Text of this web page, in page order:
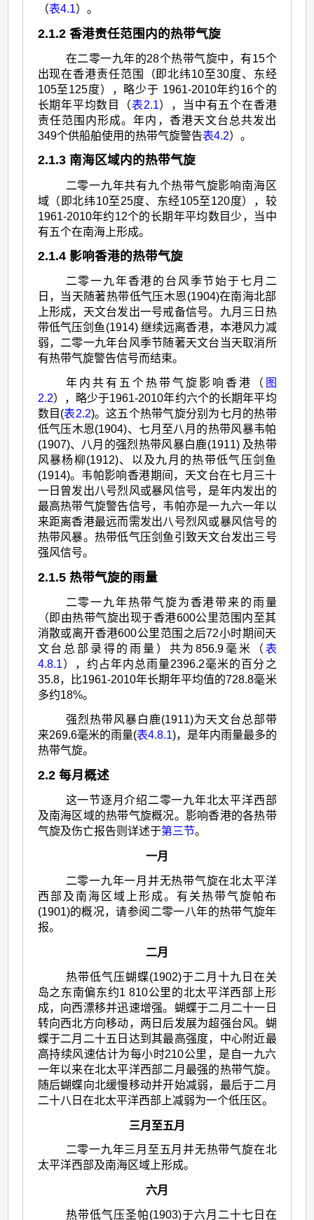
（表4.1）。
2.1.2 香港责任范围内的热带气旋
在二零一九年的28个热带气旋中，有15个
出现在香港责任范围（即北纬10至30度、东经
105至125度），略少于 1961-2010年约16个的
长期年平均数目（表2.1），当中有五个在香港
责任范围内形成。年内，香港天文台总共发出
349个供船舶使用的热带气旋警告表4.2）。
2.1.3 南海区域内的热带气旋
二零一九年共有九个热带气旋影响南海区
域（即北纬10至25度、东经105至120度），较
1961-2010年约12个的长期年平均数目少，当中
有五个在南海上形成。
2.1.4 影响香港的热带气旋
二零一九年香港的台风季节始于七月二
日，当天随著热带低气压木恩(1904)在南海北部
上形成，天文台发出一号戒备信号。九月三日热
带低气压剑鱼(1914) 继续远离香港，本港风力减
弱，二零一九年台风季节随著天文台当天取消所
有热带气旋警告信号而结束。
年内共有五个热带气旋影响香港（ 图
2.2），略少于1961-2010年约六个的长期年平均
数目(表2.2)。这五个热带气旋分别为七月的热带
低气压木恩(1904)、七月至八月的热带风暴韦帕
(1907)、八月的强烈热带风暴白鹿(1911) 及热带
风暴杨柳(1912)、以及九月的热带低气压剑鱼
(1914)。韦帕影响香港期间，天文台在七月三十
一日曾发出八号烈风或暴风信号，是年内发出的
最高热带气旋警告信号，韦帕亦是一九六一年以
来距离香港最远而需发出八号烈风或暴风信号的
热带风暴。热带低气压剑鱼引致天文台发出三号
强风信号。
2.1.5 热带气旋的雨量
二零一九年热带气旋为香港带来的雨量
（即由热带气旋出现于香港600公里范围内至其
消散或离开香港600公里范围之后72小时期间天
文台总部录得的雨量）共为856.9毫米（ 表
4.8.1），约占年内总雨量2396.2毫米的百分之
35.8，比1961-2010年长期年平均值的728.8毫米
多约18%。
强烈热带风暴白鹿(1911)为天文台总部带
来269.6毫米的雨量(表4.8.1)，是年内雨量最多的
热带气旋。
2.2 每月概述
这一节逐月介绍二零一九年北太平洋西部
及南海区域的热带气旋概况。影响香港的各热带
气旋及伤亡报告则详述于第三节。
一月
二零一九年一月并无热带气旋在北太平洋
西部及南海区域上形成。有关热带气旋帕布
(1901)的概况，请参阅二零一八年的热带气旋年
报。
二月
热带低气压蝴蝶(1902)于二月十九日在关
岛之东南偏东约1 810公里的北太平洋西部上形
成，向西漂移并迅速增强。蝴蝶于二月二十一日
转向西北方向移动，两日后发展为超强台风。蝴
蝶于二月二十五日达到其最高强度，中心附近最
高持续风速估计为每小时210公里，是自一九六
一年以来在北太平洋西部二月最强的热带气旋。
随后蝴蝶向北缓慢移动并开始减弱，最后于二月
二十八日在北太平洋西部上减弱为一个低压区。
三月至五月
二零一九年三月至五月并无热带气旋在北
太平洋西部及南海区域上形成。
六月
热带低气压圣帕(1903)于六月二十七日在